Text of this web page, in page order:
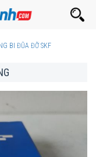
BI ĐŨA ĐỠ SKF